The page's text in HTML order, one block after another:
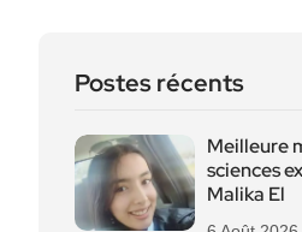
Postes récents
Meilleure
sciences
Malika El